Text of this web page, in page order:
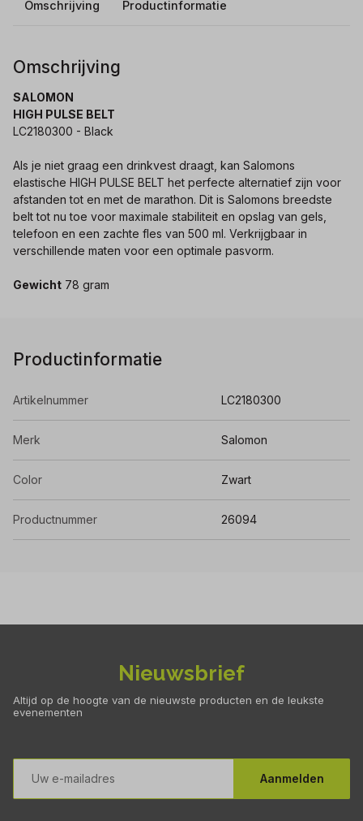
Omschrijving Productinformatie
Omschrijving
SALOMON
HIGH PULSE BELT
LC2180300 - Black
Als je niet graag een drinkvest draagt, kan Salomons
elastische HIGH PULSE BELT het perfecte alternatief zijn voor
afstanden tot en met de marathon. Dit is Salomons breedste
belt tot nu toe voor maximale stabiliteit en opslag van gels,
telefoon en een zachte fles van 500 ml. Verkrijgbaar in
verschillende maten voor een optimale pasvorm.
Gewicht 78 gram
Productinformatie
Artikelnummer LC2180300
Merk Salomon
Color Zwart
Productnummer 26094
Nieuwsbrief
Altijd op de hoogte van de nieuwste producten en de leukste
evenementen
E-
mailadres
Aanmelden